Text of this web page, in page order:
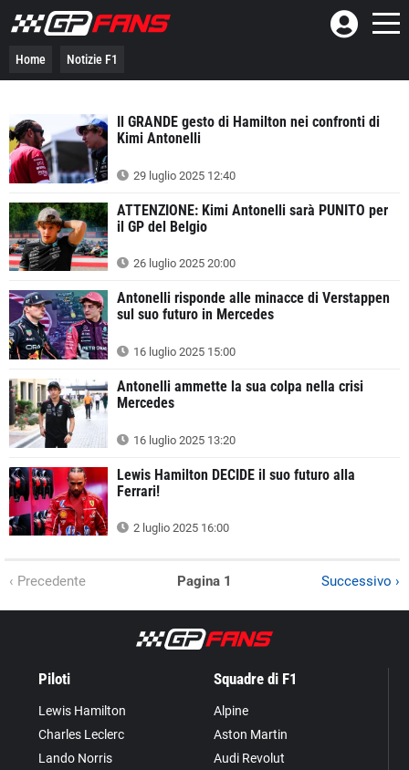
Home Notizie F1
Il GRANDE gesto di Hamilton nei confronti di
Kimi Antonelli
29 luglio 2025 12:40
ATTENZIONE: Kimi Antonelli sarà PUNITO per
il GP del Belgio
26 luglio 2025 20:00
Antonelli risponde alle minacce di Verstappen
sul suo futuro in Mercedes
16 luglio 2025 15:00
Antonelli ammette la sua colpa nella crisi
Mercedes
16 luglio 2025 13:20
Lewis Hamilton DECIDE il suo futuro alla
Ferrari!
2 luglio 2025 16:00
‹ Precedente Pagina 1 Successivo ›
Piloti
Lewis Hamilton
Charles Leclerc
Lando Norris
Squadre di F1
Alpine
Aston Martin
Audi Revolut